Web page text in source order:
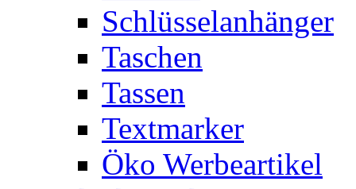
Schlüsselanhänger
Taschen
Tassen
Textmarker
Öko Werbeartikel